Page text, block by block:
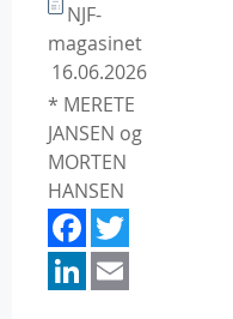
NJF-
magasinet
16.06.2026
* MERETE
JANSEN og
MORTEN
HANSEN
Facebook
LinkedIn